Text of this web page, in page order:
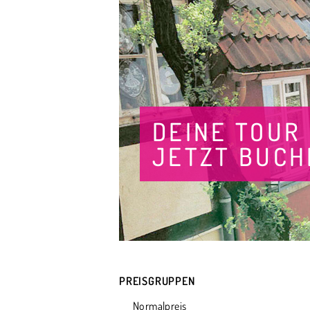
DEINE TOUR
JETZT
PREISGRUPPEN
Normalpreis